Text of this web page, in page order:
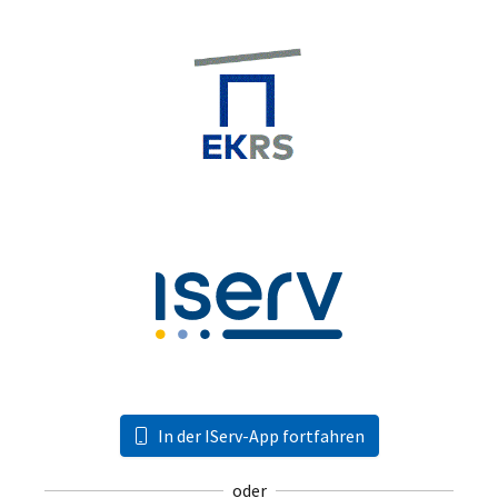
In der IServ-App fortfahren
oder